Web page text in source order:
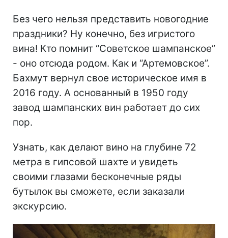
Без чего нельзя представить новогодние
праздники? Ну конечно, без игристого
вина! Кто помнит “Советское шампанское”
- оно отсюда родом. Как и “Артемовское”.
Бахмут вернул свое историческое имя в
2016 году. А основанный в 1950 году
завод шампанских вин работает до сих
пор.
Узнать, как делают вино на глубине 72
метра в гипсовой шахте и увидеть
своими глазами бесконечные ряды
бутылок вы сможете, если заказали
экскурсию.